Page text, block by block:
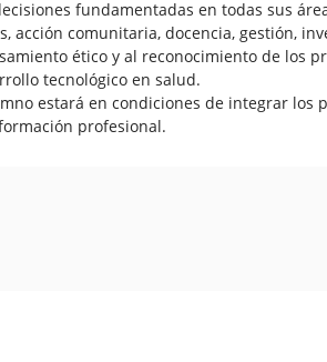
fundamentadas en todas sus
acción comunitaria, docencia, gestión,
ético y al reconocimiento de los
tecnológico en salud.
estará en condiciones de integrar los
profesional.